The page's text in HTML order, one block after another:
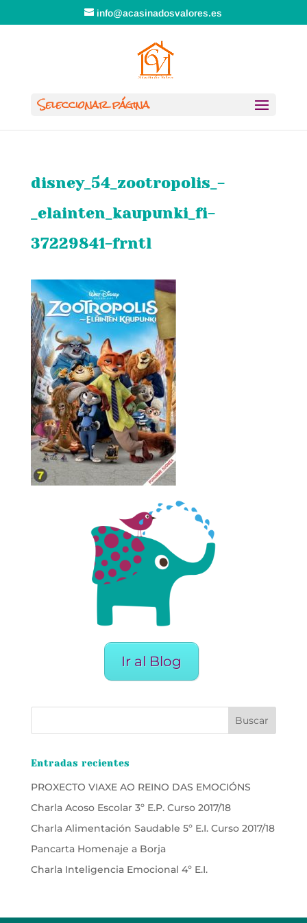
info@acasinadosvalores.es
Seleccionar página
disney_54_zootropolis_-
_elainten_kaupunki_fi-
37229841-frntl
Ir al Blog
Entradas recientes
PROXECTO VIAXE AO REINO DAS EMOCIÓNS
Charla Acoso Escolar 3º E.P. Curso 2017/18
Charla Alimentación Saudable 5º E.I. Curso 2017/18
Pancarta Homenaje a Borja
Charla Inteligencia Emocional 4º E.I.